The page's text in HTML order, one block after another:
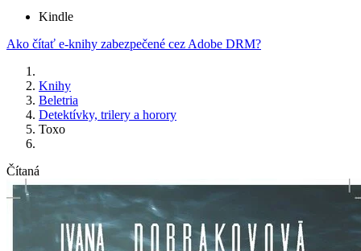
Kindle
Ako čítať e-knihy zabezpečené cez Adobe DRM?
Knihy
Beletria
Detektívky, trilery a horory
Toxo
Čítaná